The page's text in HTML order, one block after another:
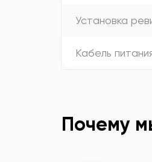
Установка
Кабель
Почему